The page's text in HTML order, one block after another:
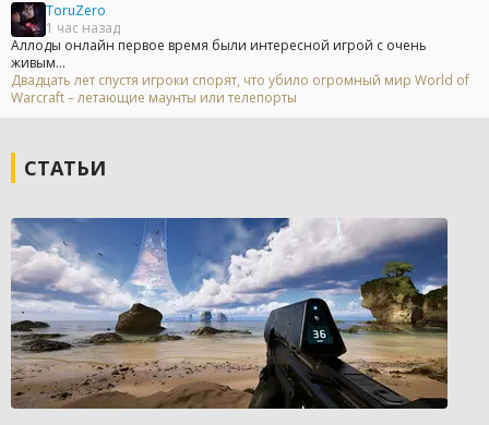
ToruZero
1 час назад
Аллоды онлайн первое время были интересной игрой с очень
живым...
Двадцать лет спустя игроки спорят, что убило огромный мир World of
Warcraft – летающие маунты или телепорты
СТАТЬИ